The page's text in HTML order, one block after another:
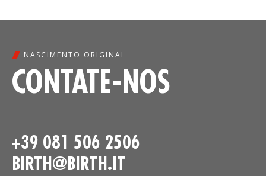
NASCIMENTO ORIGINAL
CONTATE-NOS
+39 081 506 2506
BIRTH@BIRTH.IT